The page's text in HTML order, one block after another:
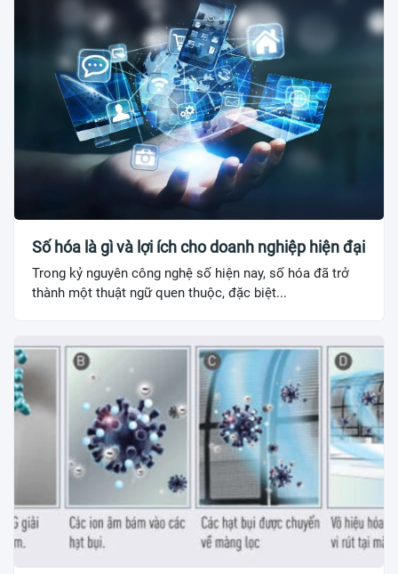
Số hóa là gì và lợi ích cho doanh nghiệp hiện đại
Trong kỷ nguyên công nghệ số hiện nay, số hóa đã trở
thành một thuật ngữ quen thuộc, đặc biệt...